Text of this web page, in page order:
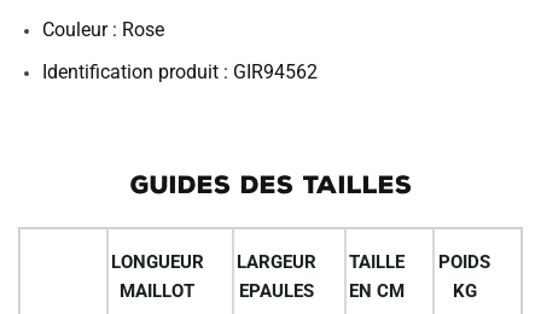
Couleur : Rose
Identification produit : GIR94562
GUIDES DES TAILLES
LONGUEUR
MAILLOT
LARGEUR
EPAULES
TAILLE
EN CM
POIDS
KG